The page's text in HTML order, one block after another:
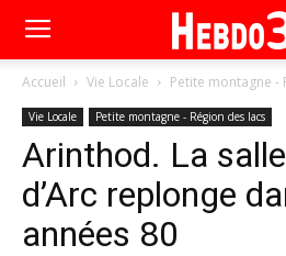
Accueil Vie Locale Petite montagne -
Vie Locale Petite montagne - Région des lacs
Arinthod. La
d’Arc replonge
années 80